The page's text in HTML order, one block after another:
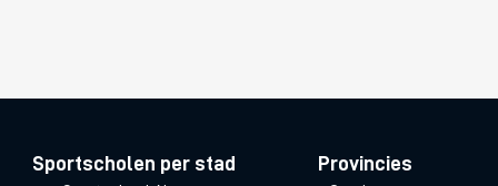
Sportscholen per stad Provincies